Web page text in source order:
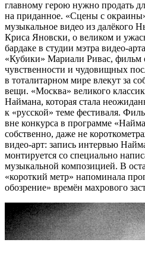
главному герою нужно продать
на приданное. «Сцены с
музыкальное видео из далёкого
Криса Яновски, о великом и
бардаке в студии мэтра видео-
«Кубики» Мариали Ривас, фильм
чувственности и чудовищных
в тоталитарном мире влекут за
вещи. «Москва» великого
Наймана, которая стала
к «русской» теме фестиваля.
вне конкурса в программе
собственно, даже не
видео-арт: запись интервью
монтируется со специально
музыкальной композицией. В
«короткий метр» напоминала
обозрение» времён махрового